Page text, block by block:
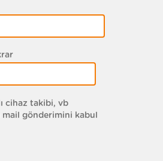
cihaz takibi, vb
mail gönderimini kabul